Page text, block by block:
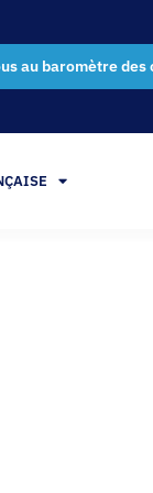
au baromètre des